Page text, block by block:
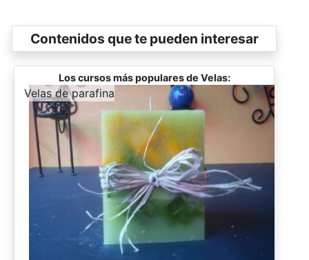
Contenidos que te pueden interesar
Los cursos más populares de Velas:
-
Velas de parafina